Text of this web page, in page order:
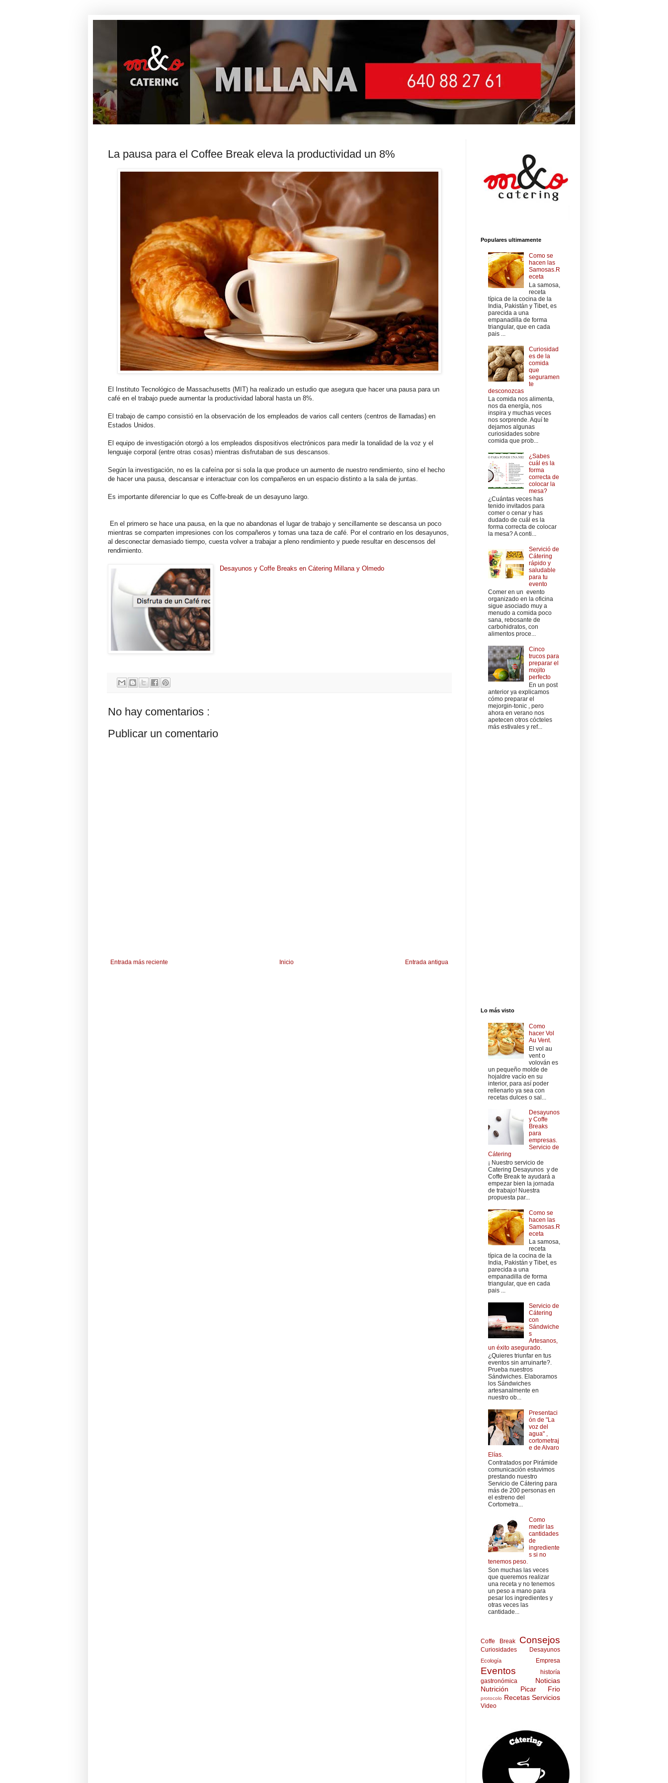
La pausa para el Coffee Break eleva la productividad un 8%
El Instituto Tecnológico de Massachusetts (MIT) ha realizado un estudio que asegura que hacer una pausa para un
café en el trabajo puede aumentar la productividad laboral hasta un 8%.
El trabajo de campo consistió en la observación de los empleados de varios call centers (centros de llamadas) en
Estados Unidos.
El equipo de investigación otorgó a los empleados dispositivos electrónicos para medir la tonalidad de la voz y el
lenguaje corporal (entre otras cosas) mientras disfrutaban de sus descansos.
Según la investigación, no es la cafeína por si sola la que produce un aumento de nuestro rendimiento, sino el hecho
de hacer una pausa, descansar e interactuar con los compañeros en un espacio distinto a la sala de juntas.
Es importante diferenciar lo que es Coffe-break de un desayuno largo.
En el primero se hace una pausa, en la que no abandonas el lugar de trabajo y sencillamente se descansa un poco
mientras se comparten impresiones con los compañeros y tomas una taza de café. Por el contrario en los desayunos,
al desconectar demasiado tiempo, cuesta volver a trabajar a pleno rendimiento y puede resultar en descensos del
rendimiento.
Desayunos y Coffe Breaks en Cátering Millana y Olmedo
No hay comentarios :
Publicar un comentario
Entrada más reciente Entrada antigua
Inicio
Populares ultimamente
Como se
hacen las
Samosas.R
eceta
La samosa,
receta
típica de la cocina de la
India, Pakistán y Tibet, es
parecida a una
empanadilla de forma
triangular, que en cada
pais ...
Curiosidad
es de la
comida
que
seguramen
te
desconozcas
La comida nos alimenta,
nos da energía, nos
inspira y muchas veces
nos sorprende. Aquí te
dejamos algunas
curiosidades sobre
comida que prob...
¿Sabes
cuál es la
forma
correcta de
colocar la
mesa?
¿Cuántas veces has
tenido invitados para
comer o cenar y has
dudado de cuál es la
forma correcta de colocar
la mesa? A conti...
Servició de
Cátering
rápido y
saludable
para tu
evento
Comer en un evento
organizado en la oficina
sigue asociado muy a
menudo a comida poco
sana, rebosante de
carbohidratos, con
alimentos proce...
Cinco
trucos para
preparar el
mojito
perfecto
En un post
anterior ya explicamos
cómo preparar el
mejorgin-tonic , pero
ahora en verano nos
apetecen otros cócteles
más estivales y ref...
Lo más visto
Como
hacer Vol
Au Vent.
El vol au
vent o
volován es
un pequeño molde de
hojaldre vacío en su
interior, para así poder
rellenarlo ya sea con
recetas dulces o sal...
Desayunos
y Coffe
Breaks
para
empresas.
Servicio de
Cátering
¡ Nuestro servicio de
Catering Desayunos y de
Coffe Break te ayudará a
empezar bien la jornada
de trabajo! Nuestra
propuesta par...
Como se
hacen las
Samosas.R
eceta
La samosa,
receta
típica de la cocina de la
India, Pakistán y Tibet, es
parecida a una
empanadilla de forma
triangular, que en cada
pais ...
Servicio de
Cátering
con
Sándwiche
s
Artesanos,
un éxito asegurado.
¿Quieres triunfar en tus
eventos sin arruinarte?.
Prueba nuestros
Sándwiches. Elaboramos
los Sándwiches
artesanalmente en
nuestro ob...
Presentaci
ón de "La
voz del
agua" ,
cortometraj
e de Alvaro
Elías.
Contratados por Pirámide
comunicación estuvimos
prestando nuestro
Servicio de Cátering para
más de 200 personas en
el estreno del
Cortometra...
Como
medir las
cantidades
de
ingrediente
s si no
tenemos peso.
Son muchas las veces
que queremos realizar
una receta y no tenemos
un peso a mano para
pesar los ingredientes y
otras veces las
cantidade...
Coffe Break Consejos
Curiosidades Desayunos
Ecología Empresa
Eventos
historía
gastronómica Noticias
Nutrición Picar Frio
protocolo Recetas Servicios
Video